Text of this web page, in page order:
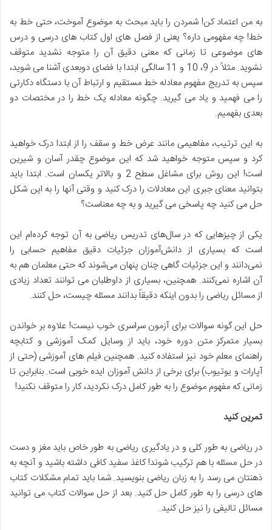
به من اعتماد کن! شمردن را باید مبحث به موضوع آموخت، حتی خط به
خط! چه مفهومی داره؟ یعنی از فصل های اول کتاب های درسی و درس
های موضوعی تا زمانی که معنی دقیق آن را متوجه نشدید متوقف
نشوید. مثلاً در 9، 10 و 11 سالگی ابتدا با فضای دوبعدی آشنا می شوید،
سپس به تدریج مفهوم معادله خط مستقیم و ارتباط آن با دستگاه دکارتی
را می فهمید و یاد می گیرید. چگونه معادله یک خط را در مختصات دو
بعدی بفهمیم.
به این ترتیب، مفاهیمی مانند عرض خط و سقف را از ابتدا درک خواهید
کرد و سپس متوجه خواهید شد که این موضوع چقدر آسان و شیرین
است! این روش برای مشاغل سطح 2 و بالاتر یکسان است. ابتدا باید
بتوانید معنای جبری این معادلات را درک کنید و وقتی آنها را به این شکل
حل می کنید چه پاسخی می گیرید و به چه معناست؟
یکی از چیزهایی که در سال‌های تدریس ریاضی به آن توجه کرده‌ام این
است که بسیاری از دانش‌آموزان جزئیات دقیق مفاهیم حسابی را
نمی‌دانند و این جزئیات گاهی چنان پنهان می‌شوند که حتی معلمان هم به
آن اشاره نمی‌کنند. همچنین، بسیاری از داوطلبان می توانند تعداد زیادی
از مسائل ریاضی را بدون اینکه دقیقاً بدانند مسئله چیست، حل کنند.
حل این گونه سوالات برای آزمون سراسری خوب نیست! علاوه بر خواندن
بسیار متمرکز متن دوره خود، باید از وسایل کمک آموزشی و کتابچه
راهنمای معلم خود نیز استفاده کنید. همچنین فیلم های آموزشی (حتی از
آپارات و یوتیوب) برای برخی از دانش آموزان ایده خوبی است. بنابراین تا
زمانی که مفهوم موضوع را به طور کامل درک نکردید، کار را متوقف نکنید!
تمرین کنید
در ریاضی به طور کلی و در یادگیری ریاضی به طور خاص باید مغز و دست
در حل مسئله با هم ترکیب شوند! کاغذ سفید کافی داشته باشید و آنچه به
ذهنتان می رسد را به زبان ریاضی بنویسید. شما باید تمام مشکلات کتاب
های درسی را به طور کامل حل کنید. بعد از حل سوالات کتاب می توانید
مسائل تالیفی را نیز حل کنید.